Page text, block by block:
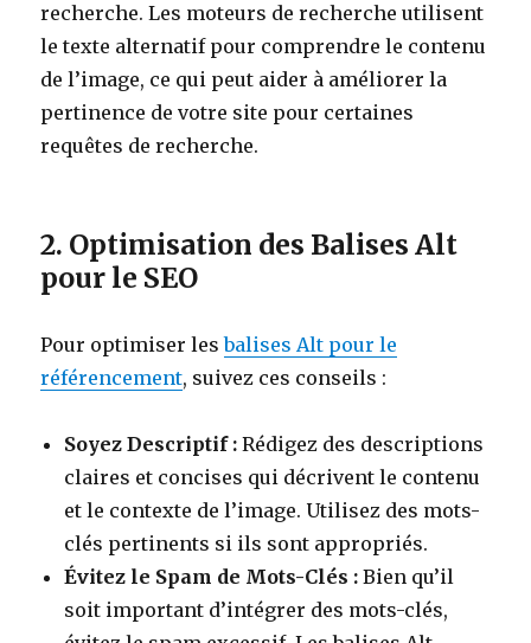
recherche. Les moteurs de recherche utilisent
le texte alternatif pour comprendre le contenu
de l’image, ce qui peut aider à améliorer la
pertinence de votre site pour certaines
requêtes de recherche.
2. Optimisation des Balises Alt
pour le SEO
Pour optimiser lesbalises Alt pour le
référencement, suivez ces conseils :
Soyez Descriptif : Rédigez des descriptions
claires et concises qui décrivent le contenu
et le contexte de l’image. Utilisez des mots-
clés pertinents si ils sont appropriés.
Évitez le Spam de Mots-Clés : Bien qu’il
soit important d’intégrer des mots-clés,